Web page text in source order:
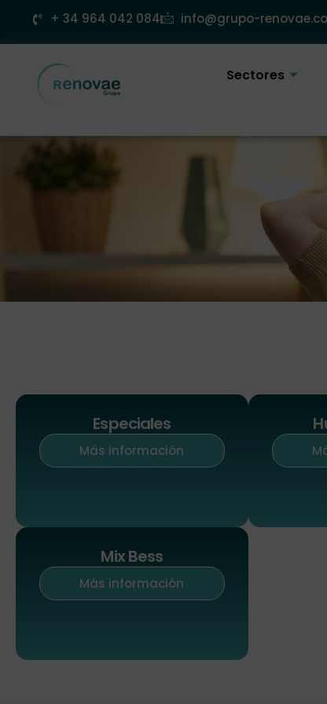
contenido
+ 34 964 042 084 info@grupo-
Sectores
Especiales
Más información
Mix Bess
Más información